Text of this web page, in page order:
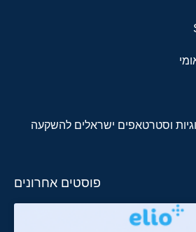
וסטרטאפים ישראלים להשקעה
פוסטים אחרונים